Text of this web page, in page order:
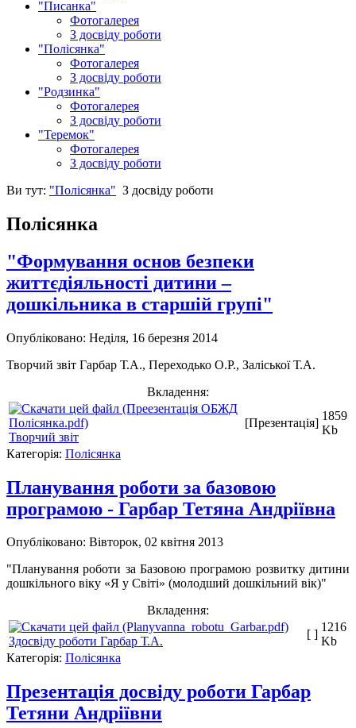
"Писанка"
Фотогалерея
З досвіду роботи
"Полісянка"
Фотогалерея
З досвіду роботи
"Родзинка"
Фотогалерея
З досвіду роботи
"Теремок"
Фотогалерея
З досвіду роботи
Ви тут: "Полісянка" З досвіду роботи
Полісянка
"Формування основ безпеки
життєдіяльності дитини –
дошкільника в старшій групі"
Опубліковано: Неділя, 16 березня 2014
Творчий звіт Гарбар Т.А., Переходько О.Р., Заліської Т.А.
Вкладення:
Творчий звіт
[Презентація]
1859
Kb
Категорія: Полісянка
Планування роботи за базовою
програмою - Гарбар Тетяна Андріївна
Опубліковано: Вівторок, 02 квітня 2013
"Планування роботи за Базовою програмою розвитку дитини
дошкільного віку «Я у Світі» (молодший дошкільний вік)"
Вкладення:
Здосвіду роботи Гарбар Т.А.
[ ]
1216
Kb
Категорія: Полісянка
Презентація досвіду роботи Гарбар
Тетяни Андріївни